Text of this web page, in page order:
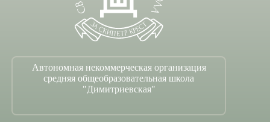
Автономная некоммерческая организация
средняя общеобразовательная школа
"Димитриевская"